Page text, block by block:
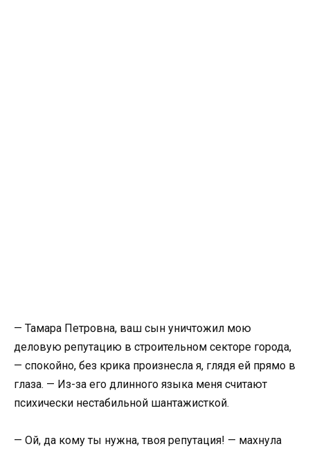
— Тамара Петровна, ваш сын уничтожил мою
деловую репутацию в строительном секторе города,
— спокойно, без крика произнесла я, глядя ей прямо в
глаза. — Из-за его длинного языка меня считают
психически нестабильной шантажисткой.
— Ой, да кому ты нужна, твоя репутация! — махнула